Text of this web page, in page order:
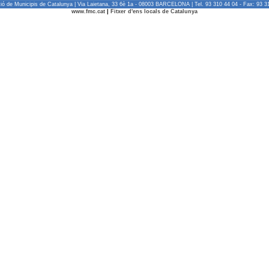
de Municipis de Catalunya | Via Laietana, 33 6è 1a - 08003 BARCELONA | Tel. 93 310 44 04 - Fax: 93
www.fmc.cat
Fitxer d'ens locals de Catalunya